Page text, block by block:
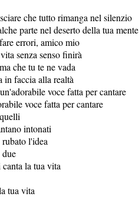
che tutto rimanga nel silenzio
parte nel deserto della tua mente
errori, amico mio
senza senso finirà
che tu te ne vada
in faccia alla realtà
voce fatta per cantare
voce fatta per cantare
intonati
l'idea
la tua vita
tua vita